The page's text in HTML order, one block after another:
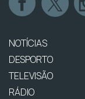
NOTÍCIAS
DESPORTO
TELEVISÃO
RÁDIO